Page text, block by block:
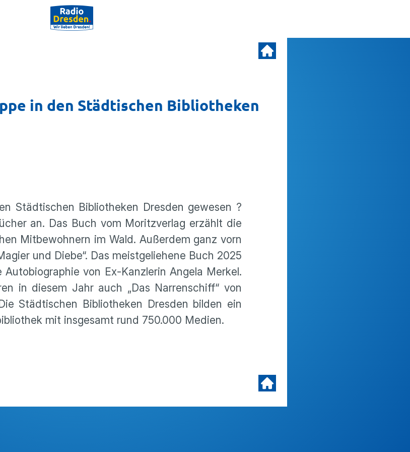
in den Städtischen Bibliotheken
Städtischen Bibliotheken Dresden gewesen ?
an. Das Buch vom Moritzverlag erzählt die
Mitbewohnern im Wald. Außerdem ganz vorn
und Diebe“. Das meistgeliehene Buch 2025
von Ex-Kanzlerin Angela Merkel.
in diesem Jahr auch „Das Narrenschiff“ von
Städtischen Bibliotheken Dresden bilden ein
mit insgesamt rund 750.000 Medien.